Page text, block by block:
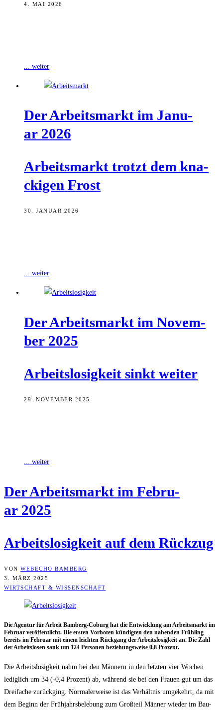
4. MAI 2026
... weiter
Der Arbeits­markt im Janu­
ar 2026
Arbeits­markt trotzt dem kna­
cki­gen Frost
30. JANUAR 2026
... weiter
Der Arbeits­markt im Novem­
ber 2025
Arbeits­lo­sig­keit sinkt weiter
29. NOVEMBER 2025
... weiter
Der Arbeits­markt im Febru­
ar 2025
Arbeits­lo­sig­keit auf dem Rückzug
VON WEBECHO BAMBERG
3. MÄRZ 2025
WIRTSCHAFT & WISSENSCHAFT
Die Agen­tur für Arbeit Bam­berg-Coburg hat die Ent­wick­lung am Arbeits­markt im
Febru­ar ver­öf­fent­licht. Die ers­ten Vor­bo­ten kün­dig­ten den nahen­den Früh­ling
bereits im Febru­ar mit einem leich­ten Rück­gang der Arbeits­lo­sig­keit an. Die Zahl
der Arbeits­lo­sen sank um 124 Per­so­nen bezie­hungs­wei­se 0,8 Prozent.
Die Arbeits­lo­sig­keit nahm bei den Män­nern in den letz­ten vier Wochen
ledig­lich um 34 (-0,4 Pro­zent) ab, wäh­rend sie bei den Frau­en gut um das
Drei­fa­che zurück­ging. Nor­ma­ler­wei­se ist das Ver­hält­nis umge­kehrt, da mit
dem Beginn der Früh­jahrs­be­le­bung zum Groß­teil Män­ner wie­der im Bau­